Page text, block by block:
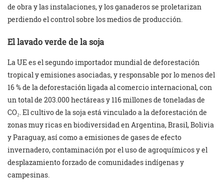
de obra y las instalaciones, y los ganaderos se proletarizan
perdiendo el control sobre los medios de producción.
El lavado verde de la soja
La UE es el segundo importador mundial de deforestación
tropical y emisiones asociadas, y responsable por lo menos del
16 % de la deforestación ligada al comercio internacional, con
un total de 203.000 hectáreas y 116 millones de toneladas de
CO₂. El cultivo de la soja está vinculado a la deforestación de
zonas muy ricas en biodiversidad en Argentina, Brasil, Bolivia
y Paraguay, así como a emisiones de gases de efecto
invernadero, contaminación por el uso de agroquímicos y el
desplazamiento forzado de comunidades indígenas y
campesinas.